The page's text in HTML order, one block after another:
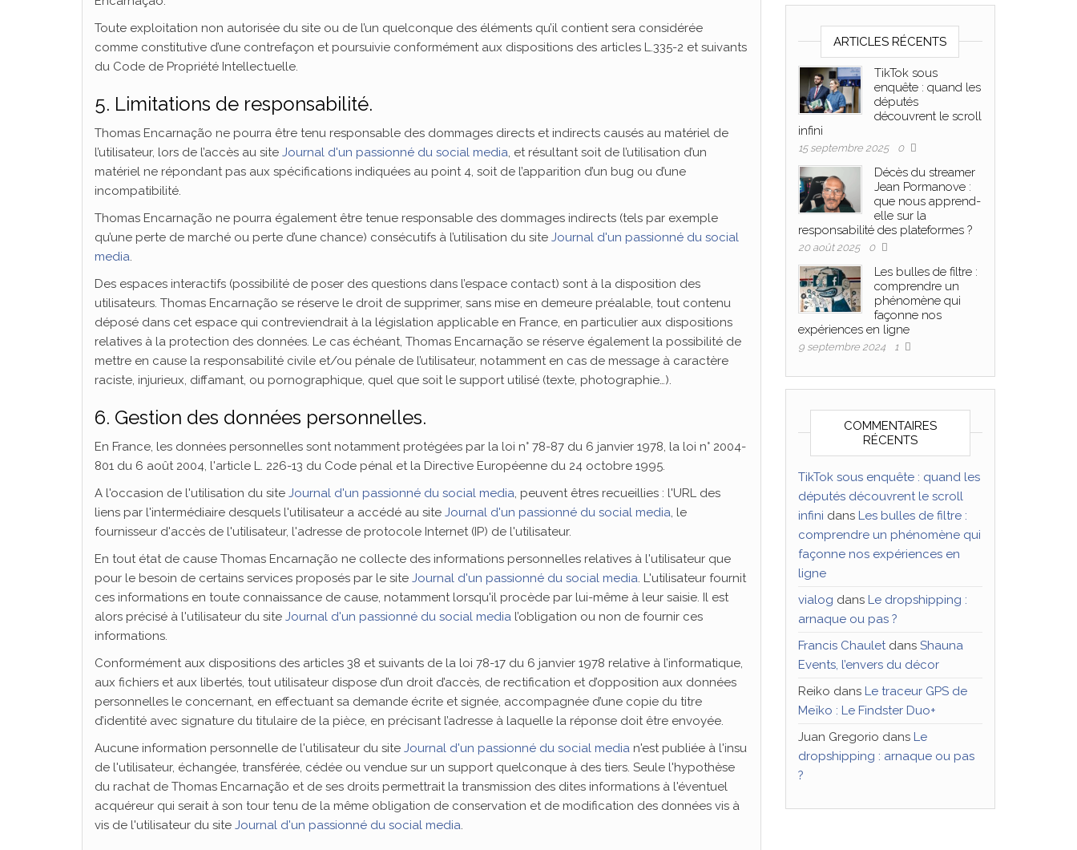
Toute exploitation non autorisée du site ou de l’un quelconque des éléments qu’il contient sera considérée
comme constitutive d’une contrefaçon et poursuivie conformément aux dispositions des articles L.335-2 et suivants
du Code de Propriété Intellectuelle.
5. Limitations de responsabilité.
Thomas Encarnação ne pourra être tenu responsable des dommages directs et indirects causés au matériel de
l’utilisateur, lors de l’accès au site Journal d'un passionné du social media, et résultant soit de l’utilisation d’un
matériel ne répondant pas aux spécifications indiquées au point 4, soit de l’apparition d’un bug ou d’une
incompatibilité.
Thomas Encarnação ne pourra également être tenue responsable des dommages indirects (tels par exemple
qu’une perte de marché ou perte d’une chance) consécutifs à l’utilisation du site Journal d'un passionné du social
media.
Des espaces interactifs (possibilité de poser des questions dans l’espace contact) sont à la disposition des
utilisateurs. Thomas Encarnação se réserve le droit de supprimer, sans mise en demeure préalable, tout contenu
déposé dans cet espace qui contreviendrait à la législation applicable en France, en particulier aux dispositions
relatives à la protection des données. Le cas échéant, Thomas Encarnação se réserve également la possibilité de
mettre en cause la responsabilité civile et/ou pénale de l’utilisateur, notamment en cas de message à caractère
raciste, injurieux, diffamant, ou pornographique, quel que soit le support utilisé (texte, photographie…).
6. Gestion des données personnelles.
En France, les données personnelles sont notamment protégées par la loi n° 78-87 du 6 janvier 1978, la loi n° 2004-
801 du 6 août 2004, l'article L. 226-13 du Code pénal et la Directive Européenne du 24 octobre 1995.
A l'occasion de l'utilisation du site Journal d'un passionné du social media, peuvent êtres recueillies : l'URL des
liens par l'intermédiaire desquels l'utilisateur a accédé au site Journal d'un passionné du social media, le
fournisseur d'accès de l'utilisateur, l'adresse de protocole Internet (IP) de l'utilisateur.
En tout état de cause Thomas Encarnação ne collecte des informations personnelles relatives à l'utilisateur que
pour le besoin de certains services proposés par le site Journal d'un passionné du social media. L'utilisateur fournit
ces informations en toute connaissance de cause, notamment lorsqu'il procède par lui-même à leur saisie. Il est
alors précisé à l'utilisateur du site Journal d'un passionné du social media l’obligation ou non de fournir ces
informations.
Conformément aux dispositions des articles 38 et suivants de la loi 78-17 du 6 janvier 1978 relative à l’informatique,
aux fichiers et aux libertés, tout utilisateur dispose d’un droit d’accès, de rectification et d’opposition aux données
personnelles le concernant, en effectuant sa demande écrite et signée, accompagnée d’une copie du titre
d’identité avec signature du titulaire de la pièce, en précisant l’adresse à laquelle la réponse doit être envoyée.
Aucune information personnelle de l'utilisateur du site Journal d'un passionné du social media n'est publiée à l'insu
de l'utilisateur, échangée, transférée, cédée ou vendue sur un support quelconque à des tiers. Seule l'hypothèse
du rachat de Thomas Encarnação et de ses droits permettrait la transmission des dites informations à l'éventuel
acquéreur qui serait à son tour tenu de la même obligation de conservation et de modification des données vis à
vis de l'utilisateur du site Journal d'un passionné du social media.
ARTICLES RÉCENTS
TikTok sous
enquête : quand les
députés
découvrent le scroll
infini
15 septembre 2025 0
Décès du streamer
Jean Pormanove :
que nous apprend-
elle sur la
responsabilité des plateformes ?
20 août 2025 0
Les bulles de filtre :
comprendre un
phénomène qui
façonne nos
expériences en ligne
9 septembre 2024 1
COMMENTAIRES
RÉCENTS
TikTok sous enquête : quand les
députés découvrent le scroll
infini dans Les bulles de filtre :
comprendre un phénomène qui
façonne nos expériences en
ligne
vialog dans Le dropshipping :
arnaque ou pas ?
Francis Chauletdans Shauna
Events, l’envers du décor
Reiko dans Le traceur GPS de
Meïko : Le Findster Duo+
Juan Gregorio dans Le
dropshipping : arnaque ou pas
?